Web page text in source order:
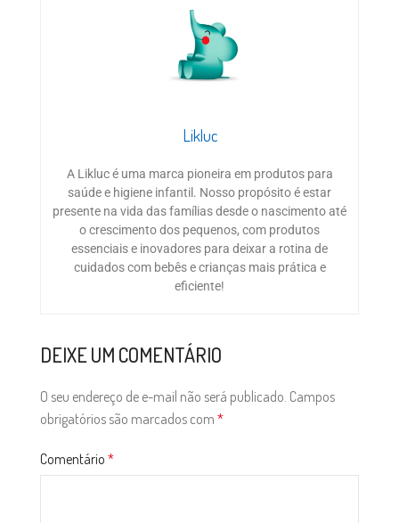
Likluc
A Likluc é uma marca pioneira em produtos para
saúde e higiene infantil. Nosso propósito é estar
presente na vida das famílias desde o nascimento até
o crescimento dos pequenos, com produtos
essenciais e inovadores para deixar a rotina de
cuidados com bebês e crianças mais prática e
eficiente!
DEIXE UM COMENTÁRIO
O seu endereço de e-mail não será publicado. Campos
obrigatórios são marcados com *
Comentário *